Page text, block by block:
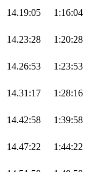
14.19:05 1:16:04
14.23:28 1:20:28
14.26:53 1:23:53
14.31:17 1:28:16
14.42:58 1:39:58
14.47:22 1:44:22